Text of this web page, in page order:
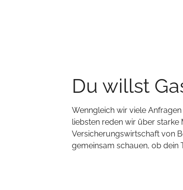
Du willst
Wenngleich wir viele
liebsten reden wir über starke
Versicherungswirtschaft von
gemeinsam schauen, ob dein